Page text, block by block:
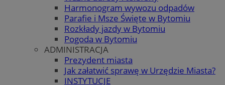
Harmonogram wywozu odpadów
Parafie i Msze Święte w Bytomiu
Rozkłady jazdy w Bytomiu
Pogoda w Bytomiu
ADMINISTRACJA
Prezydent miasta
Jak załatwić sprawę w Urzędzie Miasta?
INSTYTUCJE